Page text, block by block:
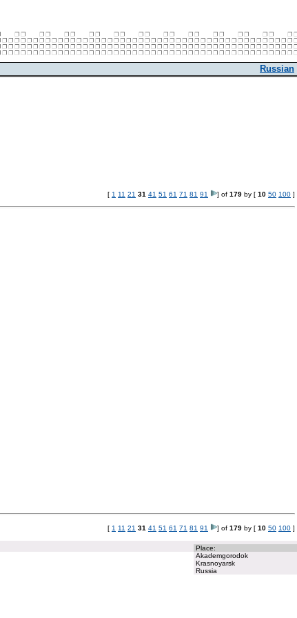
Russian
[ 1 11 21 31 41 51 61 71 81 91 ] of 179 by [ 10 50 100 ]
[ 1 11 21 31 41 51 61 71 81 91 ] of 179 by [ 10 50 100 ]
Place:
Akademgorodok
Krasnoyarsk
Russia